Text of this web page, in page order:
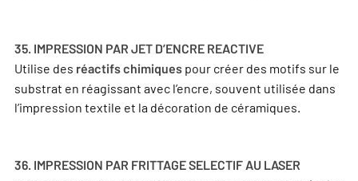
35. IMPRESSION PAR JET D’ENCRE REACTIVE
Utilise des réactifs chimiques pour créer des motifs sur le
substrat en réagissant avec l’encre, souvent utilisée dans
l’impression textile et la décoration de céramiques.
36. IMPRESSION PAR FRITTAGE SELECTIF AU LASER